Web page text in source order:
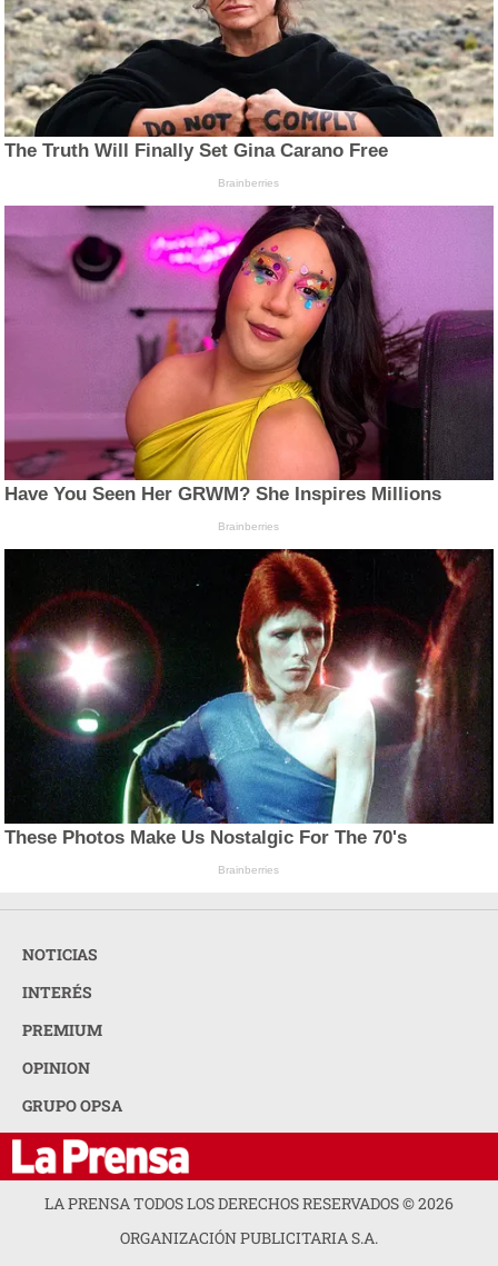
The Truth Will Finally Set Gina Carano Free
Brainberries
Have You Seen Her GRWM? She Inspires Millions
Brainberries
These Photos Make Us Nostalgic For The 70's
Brainberries
NOTICIAS
INTERÉS
PREMIUM
OPINION
GRUPO OPSA
LA PRENSA TODOS LOS DERECHOS RESERVADOS ©2026
ORGANIZACIÓN PUBLICITARIA S.A.